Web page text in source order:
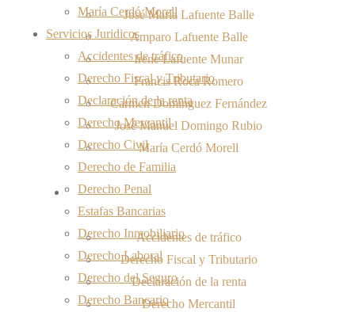
José María Lafuente Balle
Amparo Lafuente Balle
Irene Lafuente Munar
Francis Roca Romero
Carmen Domínguez Fernández
José Manuel Domingo Rubio
María Cerdó Morell
Servicios Juridicos
Accidentes de tráfico
Derecho Fiscal y Tributario
Declaración de la renta
Derecho Mercantil
María Cerdó Morell
Servicios Juridicos
Accidentes de tráfico
Derecho Fiscal y Tributario
Declaración de la renta
Derecho Mercantil
Derecho Civil
Derecho de Familia
Derecho Penal
Estafas Bancarias
Derecho Inmobiliario
Derecho Laboral
Derecho del Seguro
Derecho Bancario